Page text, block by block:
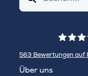
563 Bewertungen auf
Über uns